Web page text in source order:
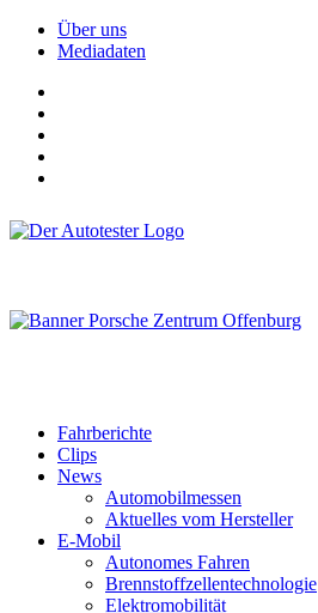
Über uns
Mediadaten
Fahrberichte
Clips
News
Automobilmessen
Aktuelles vom Hersteller
E-Mobil
Autonomes Fahren
Brennstoffzellentechnologie
Elektromobilität